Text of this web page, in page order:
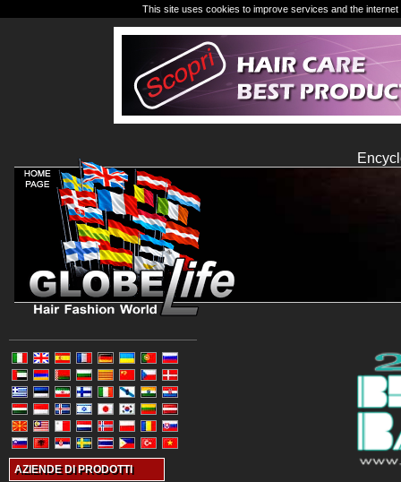
AZIENDE DI PRODOTTI
This site uses cookies to improve services and the